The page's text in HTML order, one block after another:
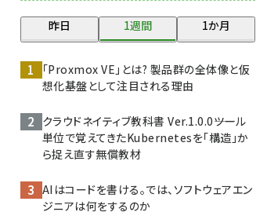
ai crunch (1347)
昨日 1週間 1か月
「Proxmox VE」とは? 製品群の全体像と仮
想化基盤として注目される理由
クラウドネイティブ教科書 Ver.1.0.0――ツール
単位で覚えてきたKubernetesを「構造」か
ら捉え直す無償教材
AIはコードを書ける。では、ソフトウェアエン
ジニアは何をするのか